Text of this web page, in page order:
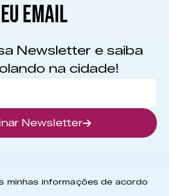
EMAIL
Newsletter e saiba
na cidade!
Newsletter
minhas informações de acordo